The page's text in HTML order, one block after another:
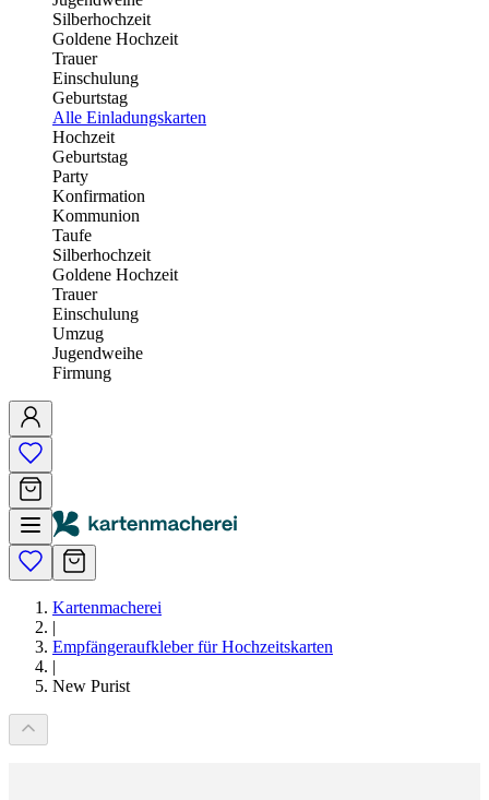
Silberhochzeit
Goldene Hochzeit
Trauer
Einschulung
Geburtstag
Alle Einladungskarten
Hochzeit
Geburtstag
Party
Konfirmation
Kommunion
Taufe
Silberhochzeit
Goldene Hochzeit
Trauer
Einschulung
Umzug
Jugendweihe
Firmung
Kartenmacherei
|
Empfängeraufkleber für Hochzeitskarten
|
New Purist